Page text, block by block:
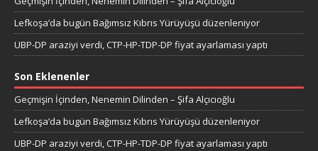
Lefkoşa’da bugün Bağımsız Kıbrıs Yürüyüşü düzenleniyor
UBP-DP araziyi verdi, CTP-HP-TDP-DP fiyat ayarlaması yaptı
Son Eklenenler
Geçmişin İçinden, Nenemin Dilinden – Şifa Alçıcıoğlu
Lefkoşa’da bugün Bağımsız Kıbrıs Yürüyüşü düzenleniyor
UBP-DP araziyi verdi, CTP-HP-TDP-DP fiyat ayarlaması yaptı